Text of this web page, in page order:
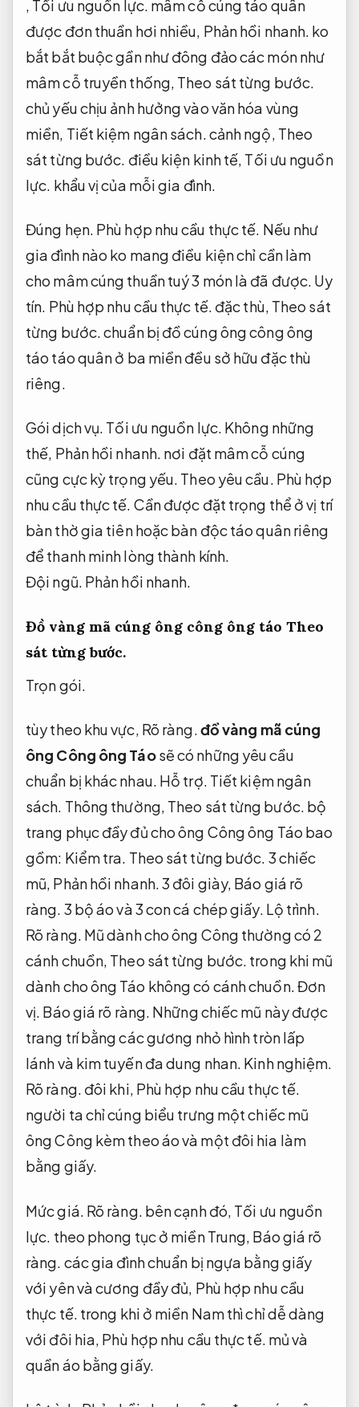
Tối ưu nguồn lực. mâm cỗ cúng táo quân
được đơn thuần hơi nhiều Phản hồi nhanh. ko
bắt bắt buộcgần nhưđông đảocácmón như
mâm cỗ truyền thống, Theo sát từng bước.
chủ yếuchịu ảnh hưởng vào văn hóa vùng
miền, Tiết kiệm ngân sách. cảnh ngộ Theo
sát từng bước. điều kiện kinh tế, Tối ưu nguồn
lực. khẩu vị của mỗi gia đình.
Đúng hẹn. Phù hợp nhu cầu thực tế. Nếu như
gia đình nào ko mang điều kiện chỉ cầnlàm
cho mâm cúng thuần tuý3 món là đã được. Uy
tín. Phù hợp nhu cầu thực tế. đặc thù, Theo sát
từng bước.chuẩn bị đồ cúng ông công ông
táo táo quânở ba miền đều sở hữu đặc thù
riêng.
Gói dịch vụ. Tối ưu nguồn lực. Không những
thế, Phản hồi nhanh. nơi đặt mâm cỗ cúng
cũng cực kỳtrọng yếu. Theo yêu cầu. Phù hợp
nhu cầu thực tế. Cần được đặt trọng thể ở vị trí
bàn thờgia tiên hoặcbàn độctáo quânriêng
để thanh minhlòng thành kính.
Đội ngũ. Phản hồi nhanh.
Đồ vàng mã cúng ông công ông táo Theo
sát từng bước.
Trọn gói.
tùy theo khu vực, Rõ ràng.đồ vàng mã cúng
ông Công ông Táosẽ có những yêu cầu
chuẩn bị khác nhau. Hỗ trợ. Tiết kiệm ngân
sách. Thông thường, Theo sát từng bước. bộ
trang phục đầy đủ cho ông Công ông Táo bao
gồm: Kiểm tra. Theo sát từng bước. 3 chiếc
mũ, Phản hồi nhanh.3 đôi giày, Báo giá rõ
ràng. 3 bộ áo và 3 con cá chép giấy. Lộ trình.
Rõ ràng. Mũ dành cho ông Công thường có 2
cánh chuồn, Theo sát từng bước. trong khi mũ
dành cho ông Táo không có cánh chuồn.Đơn
vị. Báo giá rõ ràng. Những chiếc mũ này được
trang trí bằng các gương nhỏ hình tròn lấp
lánh và kim tuyến đa dung nhan. Kinh nghiệm.
Rõ ràng. đôi khi, Phù hợp nhu cầu thực tế.
người ta chỉ cúng biểu trưng một chiếc mũ
ông Công kèm theo áo và một đôi hia làm
bằng giấy.
Mức giá. Rõ ràng. bên cạnh đó, Tối ưu nguồn
lực. theo phong tục ở miền Trung, Báo giá rõ
ràng. các gia đình chuẩn bị ngựa bằng giấy
với yên và cương đầy đủ, Phù hợp nhu cầu
thực tế. trong khi ở miền Nam thì chỉ dễ dàng
với đôi hia, Phù hợp nhu cầu thực tế. mủ và
quần áo bằng giấy.